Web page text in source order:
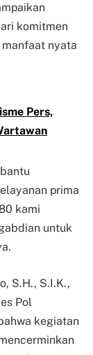
komitmen
nyata
Pers,
prima
kami
untuk
S.H., S.I.K.,
Pol
kegiatan